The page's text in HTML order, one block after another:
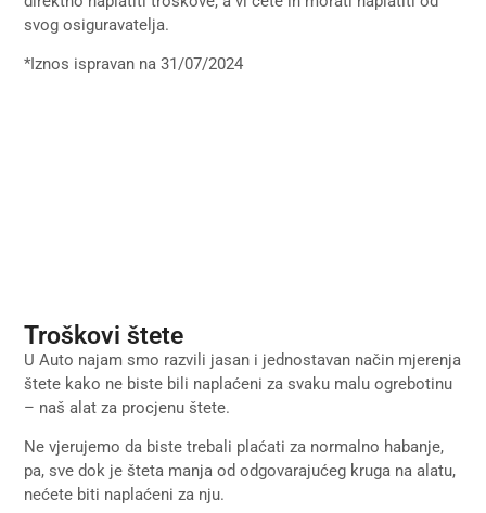
svog osiguravatelja.
*Iznos ispravan na 31/07/2024
Troškovi štete
U Auto najam smo razvili jasan i jednostavan način mjerenja
štete kako ne biste bili naplaćeni za svaku malu ogrebotinu
– naš alat za procjenu štete.
Ne vjerujemo da biste trebali plaćati za normalno habanje,
pa, sve dok je šteta manja od odgovarajućeg kruga na alatu,
nećete biti naplaćeni za nju.